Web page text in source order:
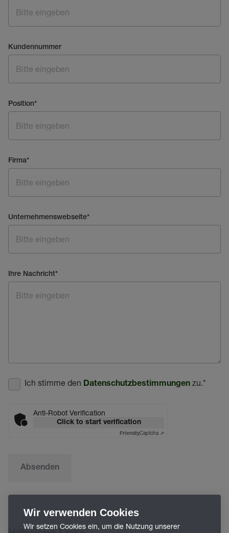
Kundennummer
Position*
Firma*
Unternehmenswebseite*
Ihre Nachricht*
Ich stimme den Datenschutzbestimmungen zu.*
Anti-Robot Verification
Click to start verification
FriendlyCaptcha ⇗
Absenden
Wir verwenden Cookies
Wir setzen Cookies ein, um die Nutzung unserer